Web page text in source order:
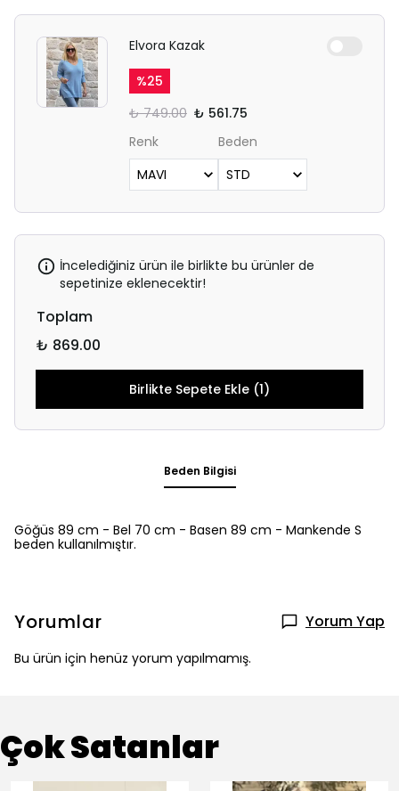
Elvora Kazak
%25
₺ 749.00 ₺ 561.75
Renk
Beden
İncelediğiniz ürün ile birlikte bu ürünler de
sepetinize eklenecektir!
Toplam
₺ 869.00
Birlikte Sepete Ekle (1)
Beden Bilgisi
Göğüs 89 cm - Bel 70 cm - Basen 89 cm - Mankende S
beden kullanılmıştır.
Yorumlar Yorum Yap
Bu ürün için henüz yorum yapılmamış.
Çok Satanlar